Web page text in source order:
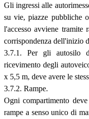
Gli ingressi alle
su vie, piazze pubbliche
l'accesso avviene tramite
corrispondenza dell'inizio
3.7.1. Per gli autosilo
ricevimento degli
x 5,5 m, deve avere le
3.7.2. Rampe.
Ogni compartimento
rampe a senso unico di